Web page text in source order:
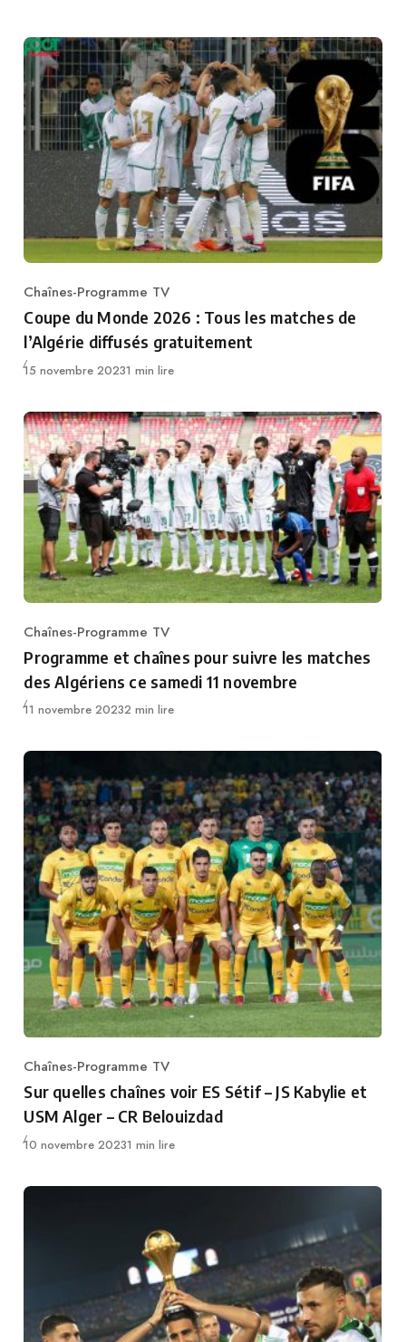
Category
Chaînes-Programme TV
Coupe du Monde 2026 : Tous les matches de
l’Algérie diffusés gratuitement
Publié
15 novembre 20231 min lire
Category
Chaînes-Programme TV
Programme et chaînes pour suivre les matches
des Algériens ce samedi 11 novembre
Publié
11 novembre 20232 min lire
Category
Chaînes-Programme TV
Sur quelles chaînes voir ES Sétif – JS Kabylie et
USM Alger – CR Belouizdad
Publié
10 novembre 20231 min lire